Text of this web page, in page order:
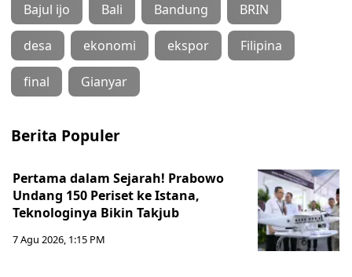
Bajul ijo Bali Bandung BRIN
desa ekonomi ekspor Filipina
final Gianyar
Berita Populer
Pertama dalam Sejarah! Prabowo
Undang 150 Periset ke Istana,
Teknologinya Bikin Takjub
7 Agu 2026, 1:15 PM